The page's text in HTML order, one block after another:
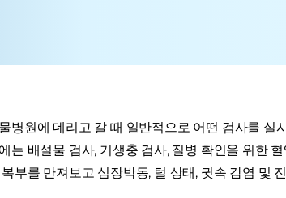
병원에 데리고 갈 때 일반적으로 어떤 검사를 실
는 배설물 검사, 기생충 검사, 질병 확인을 위한
부를 만져보고 심장박동, 털 상태, 귓속 감염 및